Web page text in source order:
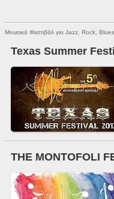
Μουσικά Φεστιβάλ για Jazz, Rock,
Texas Summer
THE MONTOFOLI